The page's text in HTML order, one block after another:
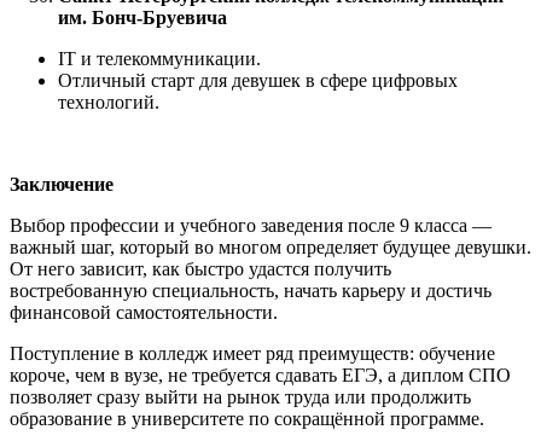
им. Бонч-Бруевича
IT и телекоммуникации.
Отличный старт для девушек в сфере цифровых
технологий.
Заключение
Выбор профессии и учебного заведения после 9 класса —
важный шаг, который во многом определяет будущее девушки.
От него зависит, как быстро удастся получить
востребованную специальность, начать карьеру и достичь
финансовой самостоятельности.
Поступление в колледж имеет ряд преимуществ: обучение
короче, чем в вузе, не требуется сдавать ЕГЭ, а диплом СПО
позволяет сразу выйти на рынок труда или продолжить
образование в университете по сокращённой программе.